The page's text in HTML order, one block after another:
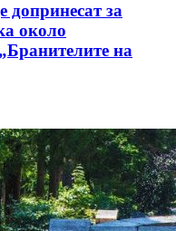
допринесат за
около
на